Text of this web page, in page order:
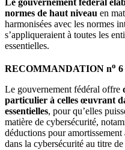
Le gouvernement fédéral
normes de haut niveau en
harmonisées avec les normes
s’appliqueraient à toutes les
essentielles.
RECOMMANDATION no 6
Le gouvernement fédéral offre
particulier à celles œuvrant
essentielles, pour qu’elles
matière de cybersécurité,
déductions pour
dans la cybersécurité au titre